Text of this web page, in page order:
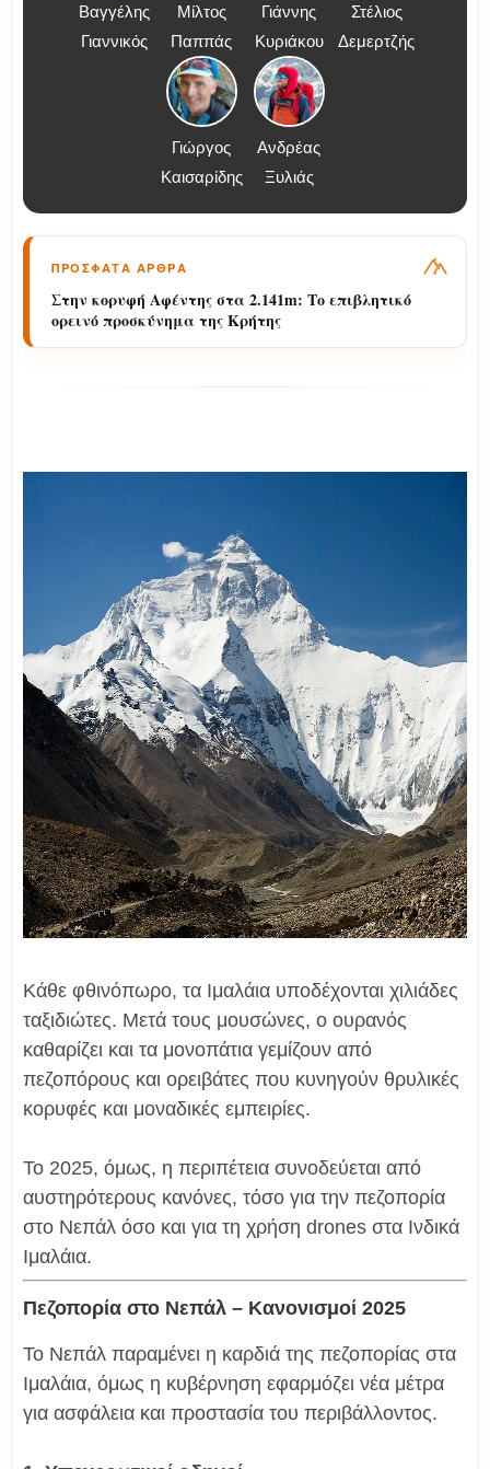
Βαγγέλης
Γιαννικός
Μίλτος
Παππάς
Γιάννης
Κυριάκου
Στέλιος
Δεμερτζής
Γιώργος
Καισαρίδης
Ανδρέας
Ξυλιάς
ΠΡΟΣΦΑΤΑ ΑΡΘΡΑ
Στην κορυφή Αφέντης στα 2.141m: Το επιβλητικό
ορεινό προσκύνημα της Κρήτης
Κάθε φθινόπωρο, τα Ιμαλάια υποδέχονται χιλιάδες
ταξιδιώτες. Μετά τους μουσώνες, ο ουρανός
καθαρίζει και τα μονοπάτια γεμίζουν από
πεζοπόρους και ορειβάτες που κυνηγούν θρυλικές
κορυφές και μοναδικές εμπειρίες.
Το 2025, όμως, η περιπέτεια συνοδεύεται από
αυστηρότερους κανόνες, τόσο για την πεζοπορία
στο Νεπάλ όσο και για τη χρήση drones στα Ινδικά
Ιμαλάια.
Πεζοπορία στο Νεπάλ – Κανονισμοί 2025
Το Νεπάλ παραμένει η καρδιά της πεζοπορίας στα
Ιμαλάια, όμως η κυβέρνηση εφαρμόζει νέα μέτρα
για ασφάλεια και προστασία του περιβάλλοντος.